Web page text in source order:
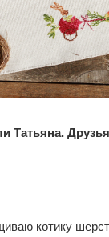
Татьяна.
котику